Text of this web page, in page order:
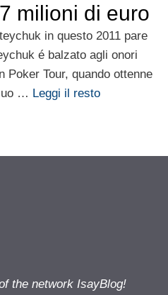
milioni di euro
in questo 2011 pare
é balzato agli onori
Poker Tour, quando ottenne
… Leggi il resto
the network IsayBlog!